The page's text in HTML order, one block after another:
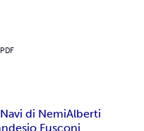
PDF
Navi di NemiAlberti
Fusconi